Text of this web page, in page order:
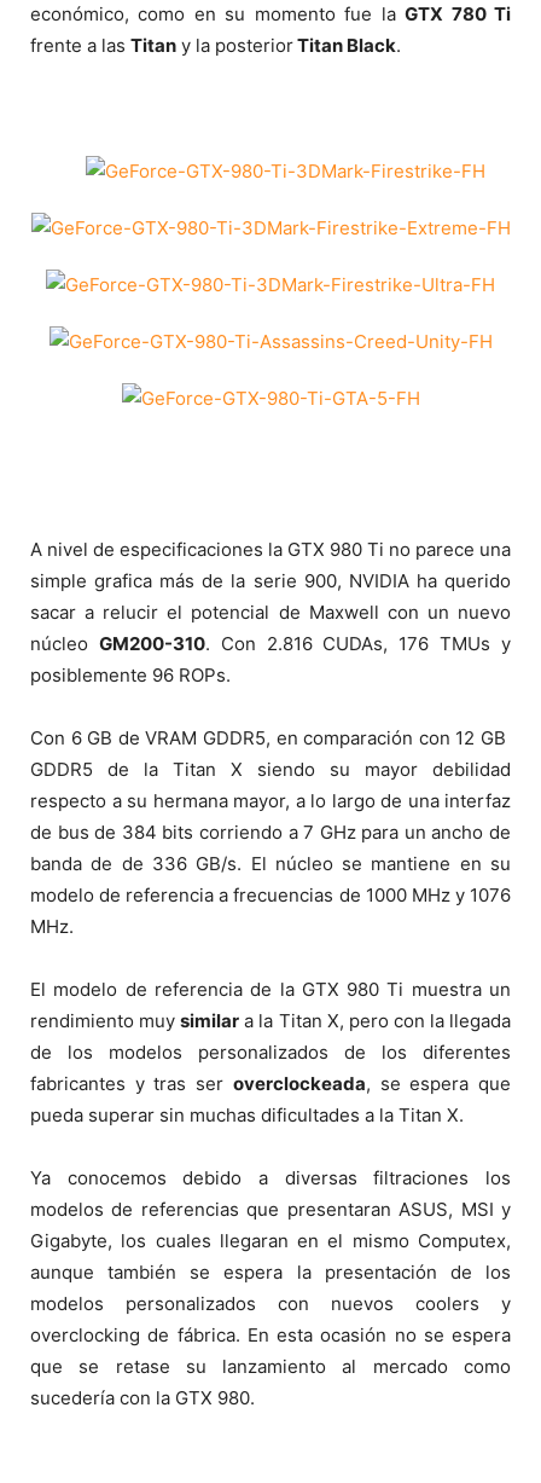
económico, como en su momento fue laGTX 780 Ti
frente a las Titan y la posteriorTitan Black.
A nivel de especificaciones la GTX 980 Ti no parece una
simple grafica más de la serie 900, NVIDIA ha querido
sacar a relucir el potencial de Maxwell con un nuevo
núcleo GM200-310. Con 2.816 CUDAs, 176 TMUs y
posiblemente 96 ROPs.
Con 6 GB de VRAM GDDR5, en comparación con 12 GB
GDDR5 de la Titan X siendo su mayor debilidad
respecto a su hermana mayor, a lo largo de una interfaz
de bus de 384 bits corriendo a 7 GHz para un ancho de
banda de de 336 GB/s. El núcleo se mantiene en su
modelo de referencia a frecuencias de 1000 MHz y 1076
MHz.
El modelo de referencia de la GTX 980 Ti muestra un
rendimiento muysimilar a la Titan X, pero con la llegada
de los modelos personalizados de los diferentes
fabricantes y tras ser overclockeada, se espera que
pueda superar sin muchas dificultades a la Titan X.
Ya conocemos debido a diversas filtraciones los
modelos de referencias que presentaran ASUS, MSI y
Gigabyte, los cuales llegaran en el mismo Computex,
aunque también se espera la presentación de los
modelos personalizados con nuevos coolers y
overclocking de fábrica. En esta ocasión no se espera
que se retase su lanzamiento al mercado como
sucedería con la GTX 980.